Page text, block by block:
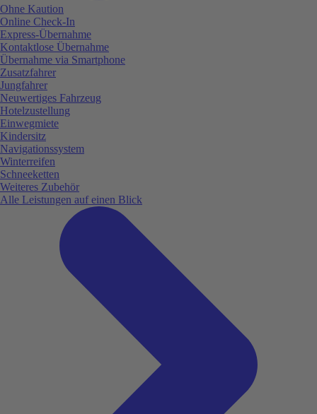
Ohne Kaution
Online Check-In
Express-Übernahme
Kontaktlose Übernahme
Übernahme via Smartphone
Zusatzfahrer
Jungfahrer
Neuwertiges Fahrzeug
Hotelzustellung
Einwegmiete
Kindersitz
Navigationssystem
Winterreifen
Schneeketten
Weiteres Zubehör
Alle Leistungen auf einen Blick